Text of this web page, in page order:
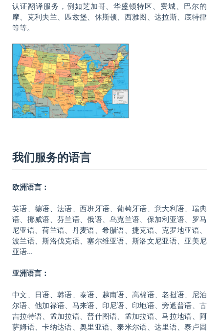
认证翻译服务，例如芝加哥、华盛顿特区、费城、巴尔的
摩、克利夫兰、匹兹堡、休斯顿、西雅图、达拉斯、底特律
等等。
我们服务的语言
欧洲语言：
英语、德语、法语、西班牙语、葡萄牙语、意大利语、瑞典
语、挪威语、芬兰语、俄语、乌克兰语、保加利亚语、罗马
尼亚语、荷兰语、丹麦语、希腊语、捷克语、克罗地亚语、
波兰语、斯洛伐克语、塞尔维亚语、斯洛文尼亚语、亚美尼
亚语...
亚洲语言：
中文、日语、韩语、泰语、越南语、高棉语、老挝语、尼泊
尔语、他加禄语、马来语、印尼语、印地语、旁遮普语、古
吉拉特语、孟加拉语、普什图语、孟加拉语、马拉地语、阿
萨姆语、卡纳达语、奥里亚语、泰米尔语、达里语、泰卢固